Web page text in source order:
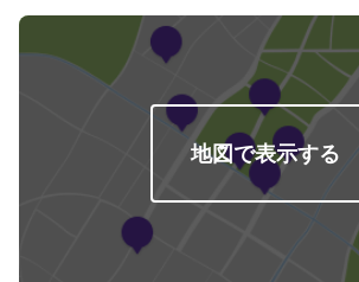
貸し出し有り福祉車両の代車もございますので、福
お申し付けください。《注意》※写真は見本です。※
り、金額・納車時期が変わります。予めご了承くだ
間】定休日：日曜日、祝日、第三土曜日営業時間：
地図で表示する